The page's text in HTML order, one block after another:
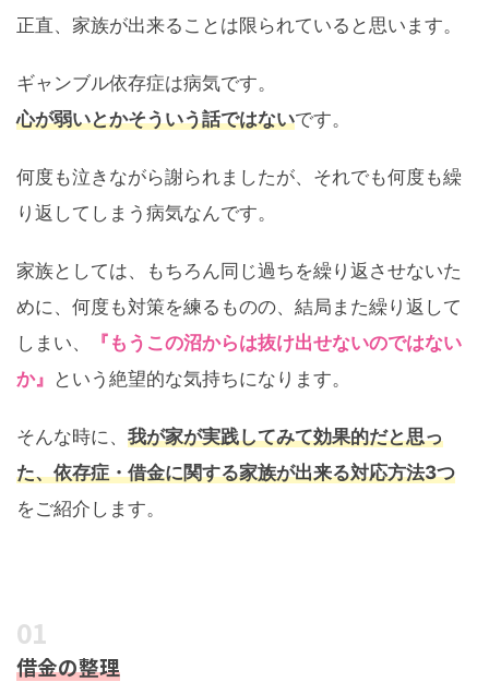
正直、家族が出来ることは限られていると思います。
ギャンブル依存症は病気です。
心が弱いとかそういう話ではないです。
何度も泣きながら謝られましたが、それでも何度も繰
り返してしまう病気なんです。
家族としては、もちろん同じ過ちを繰り返させないた
めに、何度も対策を練るものの、結局また繰り返して
しまい、
『もうこの沼からは抜け出せないのではない
か』 という絶望的な気持ちになります。
そんな時に、 我が家が実践してみて効果的だと思っ
た、依存症・借金に関する家族が出来る対応方法3つ
をご紹介します。
借金の整理